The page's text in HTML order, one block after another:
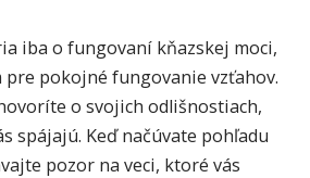
iba o fungovaní kňazskej moci,
pre pokojné fungovanie vzťahov.
o svojich odlišnostiach,
spájajú. Keď načúvate pohľadu
pozor na veci, ktoré vás